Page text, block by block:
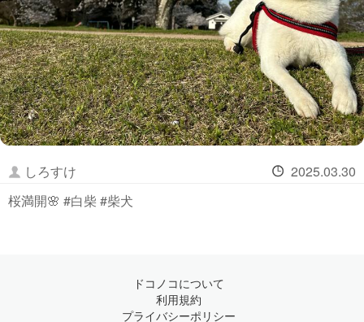
しろすけ
2025.03.30
桜満開🌸 #白柴 #柴犬
ドコノコについて
利用規約
プライバシーポリシー